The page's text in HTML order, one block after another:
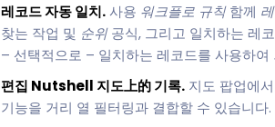
레코드 자동 일치.사용 워크플로 규칙함께
찾는 작업 및 순위공식, 그리고 일치하는 레
– 선택적으로 – 일치하는 레코드를 사용하
편집 Nutshell 지도上的 기록.지도 팝업에
기능을 거리 열 필터링과 결합할 수 있습니